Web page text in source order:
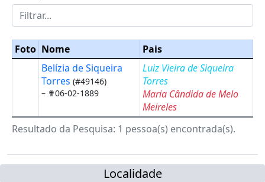
Foto Nome
Pais
Belízia de Siqueira
Torres (#49146)
– ✟06-02-1889
Luiz Vieira de Siqueira
Torres
Maria Cândida de Melo
Meireles
Resultado da Pesquisa: 1 pessoa(s) encontrada(s).
Localidade